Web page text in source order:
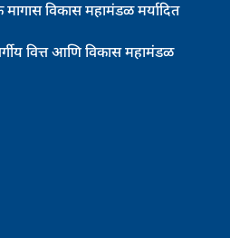
विकास महामंडळ मर्यादित
वित्त आणि विकास महामंडळ